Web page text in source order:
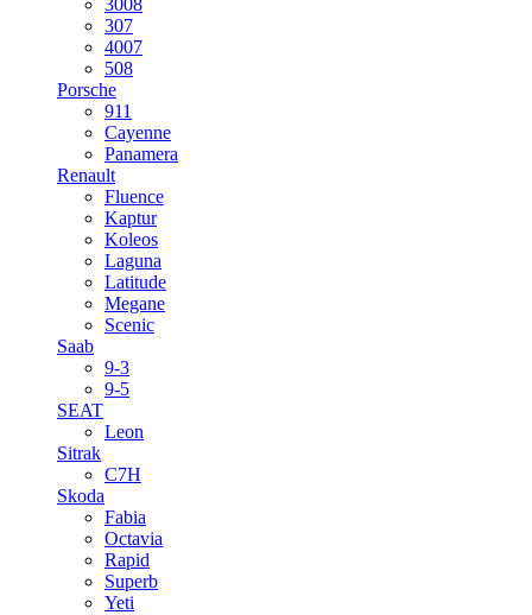
3008
307
4007
508
Porsche
911
Cayenne
Panamera
Renault
Fluence
Kaptur
Koleos
Laguna
Latitude
Megane
Scenic
Saab
9-3
9-5
SEAT
Leon
Sitrak
C7H
Skoda
Fabia
Octavia
Rapid
Superb
Yeti